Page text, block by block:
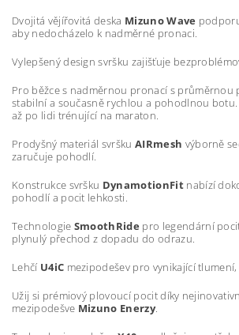
Dvojitá vějířovitá deska Mizuno Wave
aby nedocházelo k nadměrné pronaci.
Vylepšený design svršku zajišťuje
Pro běžce s nadměrnou pronací s průměrnou
stabilní a současně rychlou a pohodlnou botu.
až po lidi trénující na maraton.
Prodyšný materiál svršku AIRmesh výborně
zaručuje pohodlí.
Konstrukce svršku DynamotionFitnabízí
pohodlí a pocit lehkosti.
Technologie SmoothRide pro legendární
plynulý přechod z dopadu do odrazu.
Lehčí U4iC mezipodešev pro vynikající
Užij si prémiový plovoucí pocit díky
mezipodešve Mizuno Enerzy.